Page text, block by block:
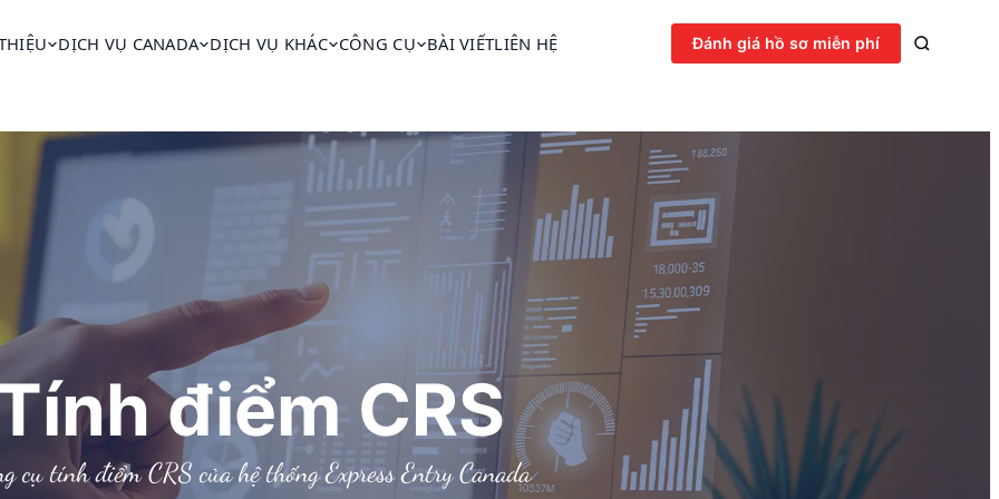
DỊCH VỤ CANADA DỊCH VỤ KHÁC CÔNG CỤ BÀI VIẾTLIÊN HỆ Đánh giá hồ sơ miễn phí
điểm CRS
cụ tính điểm CRS của hệ thống Express Entry Canada